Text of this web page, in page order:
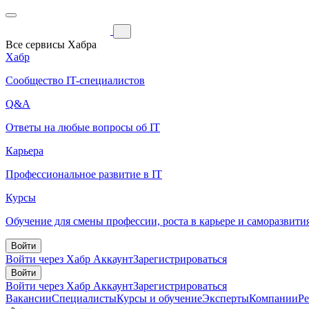
Все сервисы Хабра
Хабр
Сообщество IT-специалистов
Q&A
Ответы на любые вопросы об IT
Карьера
Профессиональное развитие в IT
Курсы
Обучение для смены профессии, роста в карьере и
Войти
Войти через Хабр АккаунтЗарегистрироваться
Войти
Войти через Хабр АккаунтЗарегистрироваться
ВакансииСпециалистыКурсы и обучениеЭкспертыКомпании